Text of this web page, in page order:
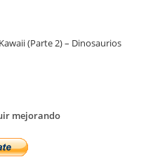
(Parte 2) – Dinosaurios
mejorando